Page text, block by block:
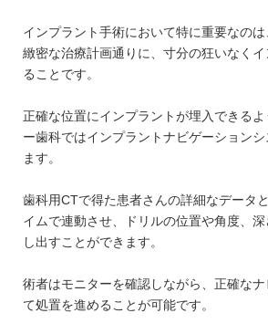
インプラント手術において特に重要なの
緻密な治療計画通りに、寸分の狂いなく
ることです。
正確な位置にインプラントが埋入できる
ー歯科ではインプラントナビゲーション
ます。
歯科用CTで得た患者さんの詳細なデータ
イムで連動させ、ドリルの位置や角度、
し出すことができます。
術者はモニターを確認しながら、正確な
て処置を進めることが可能です。